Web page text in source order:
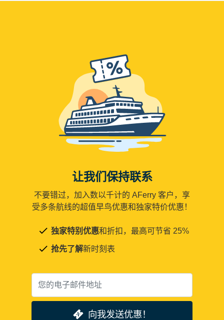
让我们保持联系
不要错过，加入数以千计的 AFerry 客户，享
受多条航线的超值早鸟优惠和独家特价优惠！
独家特别优惠和折扣，最高可节省 25%
抢先了解新时刻表
向我发送优惠！